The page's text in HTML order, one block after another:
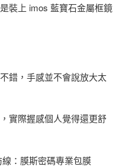
裝上 imos 藍寶石金屬框鏡
錯，手感並不會說放大太
實際握感個人覺得還更舒
：膜斯密碼專業包膜